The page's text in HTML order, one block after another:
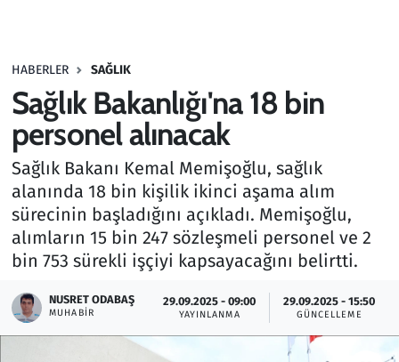
HABERLER SAĞLIK
Sağlık Bakanlığı'na 18 bin
personel alınacak
Sağlık Bakanı Kemal Memişoğlu, sağlık
alanında 18 bin kişilik ikinci aşama alım
sürecinin başladığını açıkladı. Memişoğlu,
alımların 15 bin 247 sözleşmeli personel ve 2
bin 753 sürekli işçiyi kapsayacağını belirtti.
NUSRET ODABAŞ
MUHABIR
29.09.2025 - 09:00
YAYINLANMA
29.09.2025 - 15:50
GÜNCELLEME
Haber
Kültür Sanat
Kurumsal Haberler
Lezzet Durağı
Memur ve Kamu
Otomobil